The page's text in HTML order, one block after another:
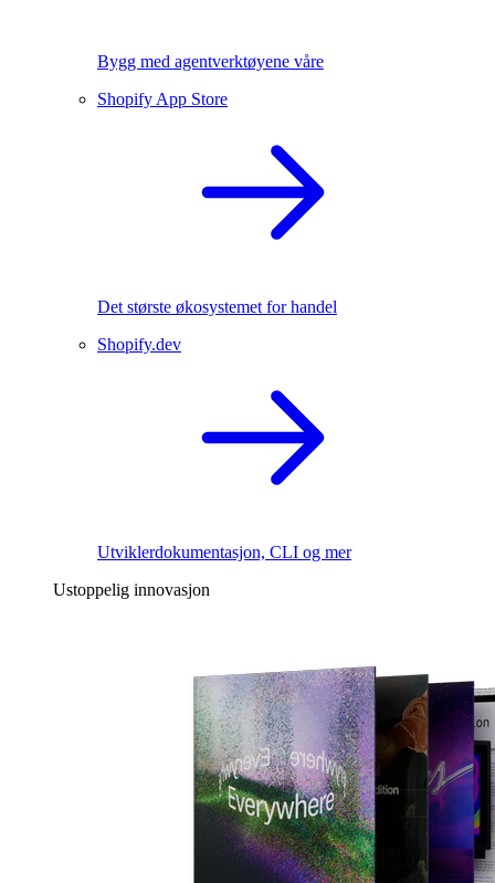
Bygg med agentverktøyene våre
Shopify App Store
Det største økosystemet for handel
Shopify.dev
Utviklerdokumentasjon, CLI og mer
Ustoppelig innovasjon